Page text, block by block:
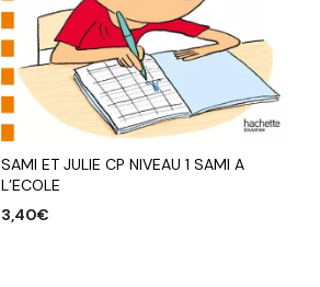
SAMI ET JULIE CP NIVEAU 1 SAMI A
L’ECOLE
3,40€